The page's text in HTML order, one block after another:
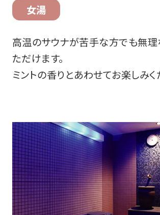
女湯
高温のサウナが苦手な方でも無理
ただけます。
ミントの香りとあわせてお楽しみく